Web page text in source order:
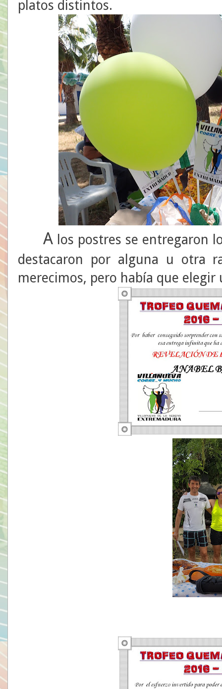
platos distintos.
Alos postres se entregaron
destacaron por alguna u otra
merecimos, pero había que elegir